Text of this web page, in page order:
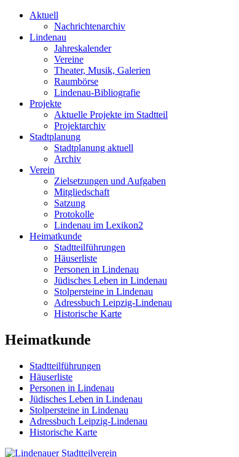
Aktuell
Nachrichtenarchiv
Lindenau
Jahreskalender
Vereine
Theater, Musik, Galerien
Raumbörse
Lindenau-Bibliografie
Projekte
Aktuelle Projekte im Stadtteil
Projektarchiv
Stadtplanung
Stadtplanung aktuell
Archiv
Verein
Zielsetzungen und Aufgaben
Mitgliedschaft
Satzung
Protokolle
Lindenau im Lexikon2
Heimatkunde
Stadtteilführungen
Häuserliste
Personen in Lindenau
Jüdisches Leben in Lindenau
Stolpersteine in Lindenau
Adressbuch Leipzig-Lindenau
Historische Karte
Heimatkunde
Stadtteilführungen
Häuserliste
Personen in Lindenau
Jüdisches Leben in Lindenau
Stolpersteine in Lindenau
Adressbuch Leipzig-Lindenau
Historische Karte